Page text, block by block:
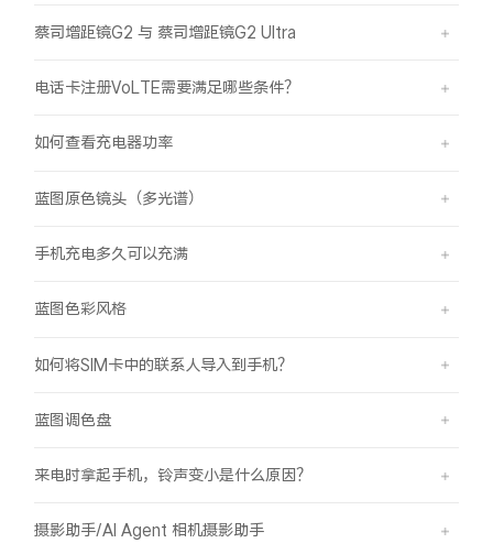
蔡司增距镜G2 与 蔡司增距镜G2 Ultra
电话卡注册VoLTE需要满足哪些条件？
如何查看充电器功率
蓝图原色镜头（多光谱）
手机充电多久可以充满
蓝图色彩风格
如何将SIM卡中的联系人导入到手机？
蓝图调色盘
来电时拿起手机，铃声变小是什么原因？
摄影助手/AI Agent 相机摄影助手